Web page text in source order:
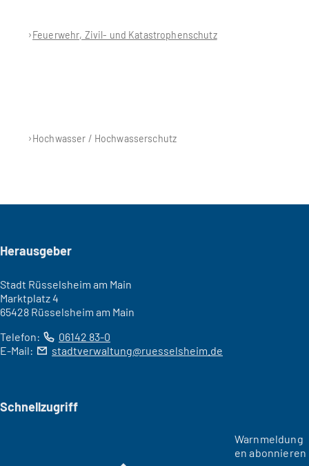
Feuerwehr, Zivil- und Katastrophenschutz
Hochwasser / Hochwasserschutz
Seitenfuß
Herausgeber
Stadt Rüsselsheim am Main
Marktplatz 4
65428 Rüsselsheim am Main
Telefon:
06142 83-0
E-Mail:
stadtverwaltung ruesselsheim de
Schnellzugriff
Warnmeldung
en abonnieren